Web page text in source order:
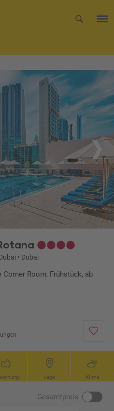
• Dubai
Corner Room, Frühstück, ab
Lage Klima
Gesamtpreis